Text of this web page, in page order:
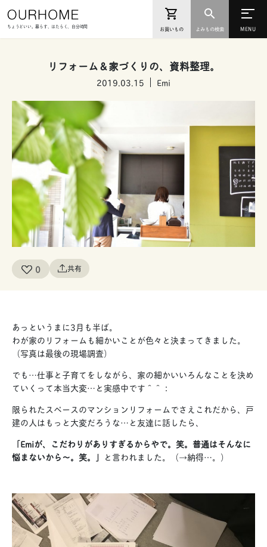
ちょうどいい。暮らす、はたらく、自分時間
リフォーム＆家づくりの、資料整理。
2019.03.15 Emi
0 共有
あっというまに3月も半ば。
わが家のリフォームも細かいことが色々と決まってきました。
（写真は最後の現場調査）
でも…仕事と子育てをしながら、家の細かいいろんなことを決め
ていくって本当大変…と実感中です＾＾：
限られたスペースのマンションリフォームでさえこれだから、戸
建の人はもっと大変だろうな…と友達に話したら、
「Emiが、こだわりがありすぎるからやで。笑。普通はそんなに
悩まないから〜。笑。」 と言われました。（→納得…。）
お買いもの よみもの検索